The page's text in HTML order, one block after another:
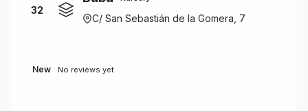
32
C/ San Sebastián de la Gomera, 7
New No reviews yet